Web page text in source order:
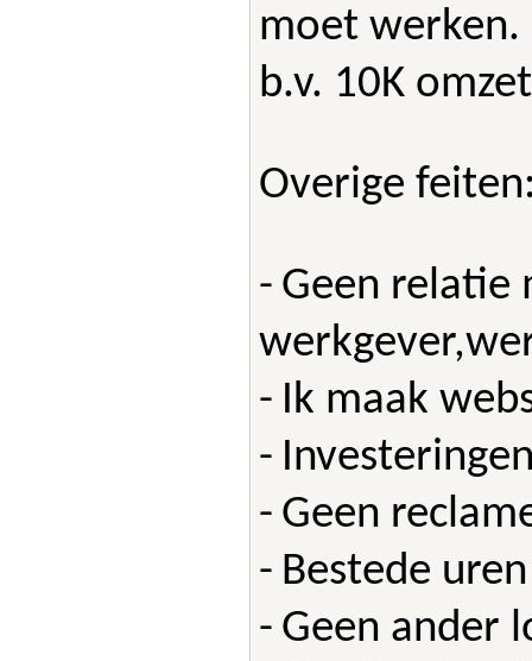
moet werken.
b.v. 10K
Overige
- Geen relatie
- Ik maak
-
- Geen
- Bestede
- Geen ander